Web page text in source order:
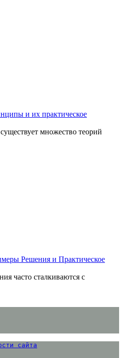
и их практическое
множество теорий
Решения и Практическое
часто сталкиваются с
сайта